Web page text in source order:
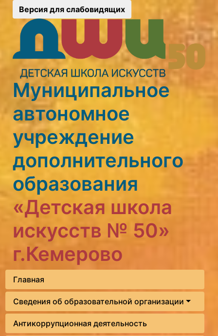
Версия для слабовидящих
Муниципальное
автономное
учреждение
дополнительного
образования
«Детская школа
искусств № 50»
г.Кемерово
Главная
Сведения об образовательной организации
Антикоррупционная деятельность